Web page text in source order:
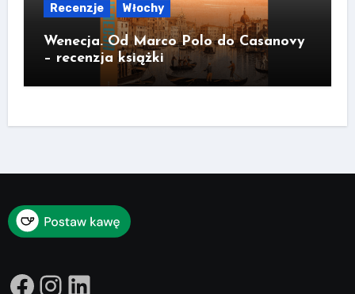
Recenzje
Włochy
Wenecja. Od Marco Polo do Casanovy
– recenzja książki
Facebook
Instagram
LinkedIn